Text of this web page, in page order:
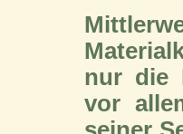
nur die
vor